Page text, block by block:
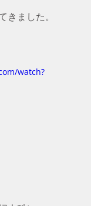
きました。
watch?